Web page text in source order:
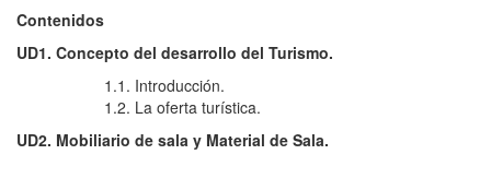
Contenidos
UD1. Concepto del desarrollo del Turismo.
1.1. Introducción.
1.2. La oferta turística.
UD2. Mobiliario de sala y Material de Sala.